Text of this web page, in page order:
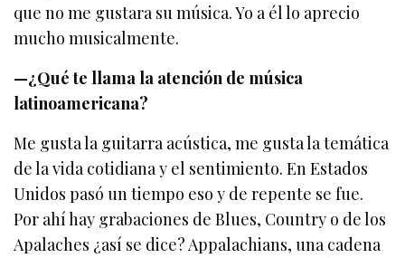
que no me gustara su música. Yo a él lo aprecio
mucho musicalmente.
—¿Qué te llama la atención de música
latinoamericana?
Me gusta la guitarra acústica, me gusta la temática
de la vida cotidiana y el sentimiento. En Estados
Unidos pasó un tiempo eso y de repente se fue.
Por ahí hay grabaciones de Blues, Country o de los
Apalaches ¿así se dice? Appalachians, una cadena